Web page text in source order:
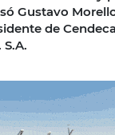
Gustavo
de